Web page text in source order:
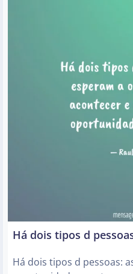
Há dois tipos d
Há dois tipos d pessoas: